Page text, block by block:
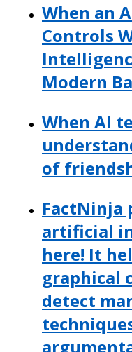
When an
Controls
Modern
When AI
of
FactNinja
artificial
here! It
graphical
detect